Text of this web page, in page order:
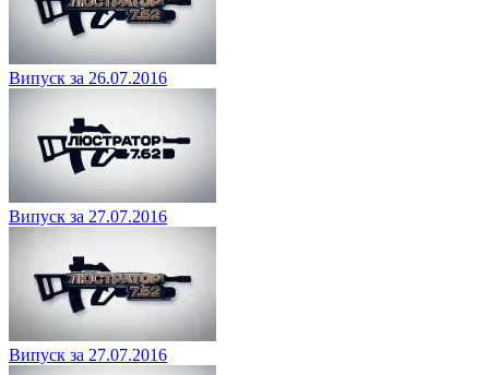
Випуск за 26.07.2016
Випуск за 27.07.2016
Випуск за 27.07.2016